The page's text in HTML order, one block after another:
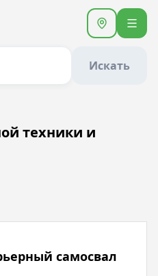
Искать
техники и
самосвал